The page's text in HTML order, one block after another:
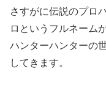
さすがに伝説のプロ
ロというフルネーム
ハンターハンターの
してきます。